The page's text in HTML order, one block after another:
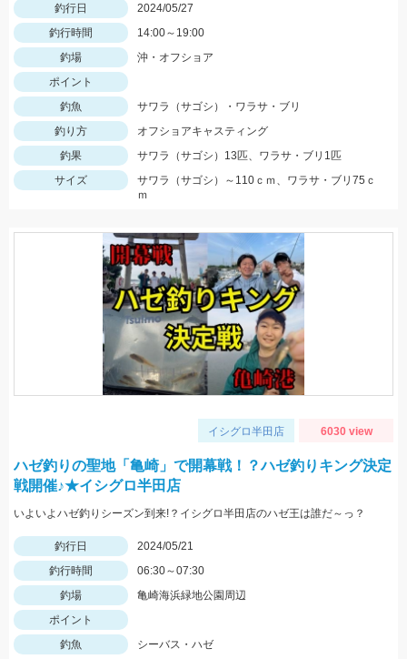
釣行日
2024/05/27
釣行時間
14:00～19:00
釣場
沖・オフショア
ポイント
釣魚
サワラ（サゴシ）・ワラサ・ブリ
釣り方
オフショアキャスティング
釣果
サワラ（サゴシ）13匹、ワラサ・ブリ1匹
サイズ
サワラ（サゴシ）～110ｃｍ、ワラサ・ブリ75ｃ
ｍ
イシグロ半田店 6030 view
ハゼ釣りの聖地「亀崎」で開幕戦！？ハゼ釣りキング決定
戦開催♪★イシグロ半田店
いよいよハゼ釣りシーズン到来!？イシグロ半田店のハゼ王は誰だ～っ？
釣行日
2024/05/21
釣行時間
06:30～07:30
釣場
亀崎海浜緑地公園周辺
ポイント
釣魚
シーバス・ハゼ